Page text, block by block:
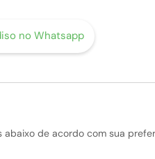
no Whatsapp
abaixo de acordo com sua